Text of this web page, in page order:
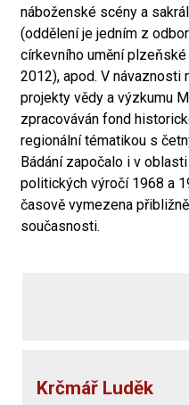
náboženské scény a
(oddělení je jedním z
církevního umění
2012), apod. V návaznosti
projekty vědy a výzkumu
zpracováván fond
regionální tématikou s
Bádání započalo i v
politických výročí 1968 a
časově vymezena
současnosti.
Krčmář Luděk